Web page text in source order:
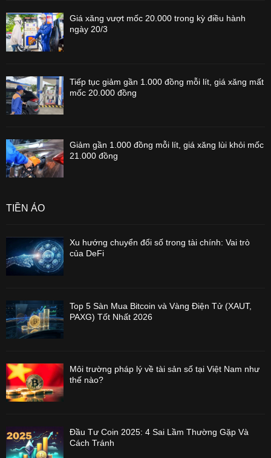
Giá xăng vượt mốc 20.000 trong kỳ điều hành
ngày 20/3
Tiếp tục giảm gần 1.000 đồng mỗi lít, giá xăng mất
mốc 20.000 đồng
Giảm gần 1.000 đồng mỗi lít, giá xăng lùi khỏi mốc
21.000 đồng
TIỀN ẢO
Xu hướng chuyển đổi số trong tài chính: Vai trò
của DeFi
Top 5 Sàn Mua Bitcoin và Vàng Điện Tử (XAUT,
PAXG) Tốt Nhất 2026
Môi trường pháp lý về tài sản số tại Việt Nam như
thế nào?
Đầu Tư Coin 2025: 4 Sai Lầm Thường Gặp Và
Cách Tránh